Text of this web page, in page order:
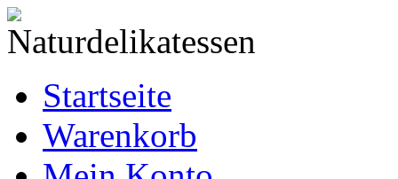
Startseite
Warenkorb